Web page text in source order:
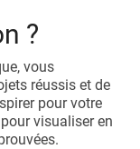
?
vous
réussis et de
pour votre
visualiser en